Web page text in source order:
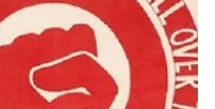
를 페미니스트라고 소개하기를 멈춘 이들도 있습니
유로는 페미니스트라는 명칭에 따라붙을 낙인이 두
닌 사람도 많습니다. 그때 페미니스트들을 향해 쏟